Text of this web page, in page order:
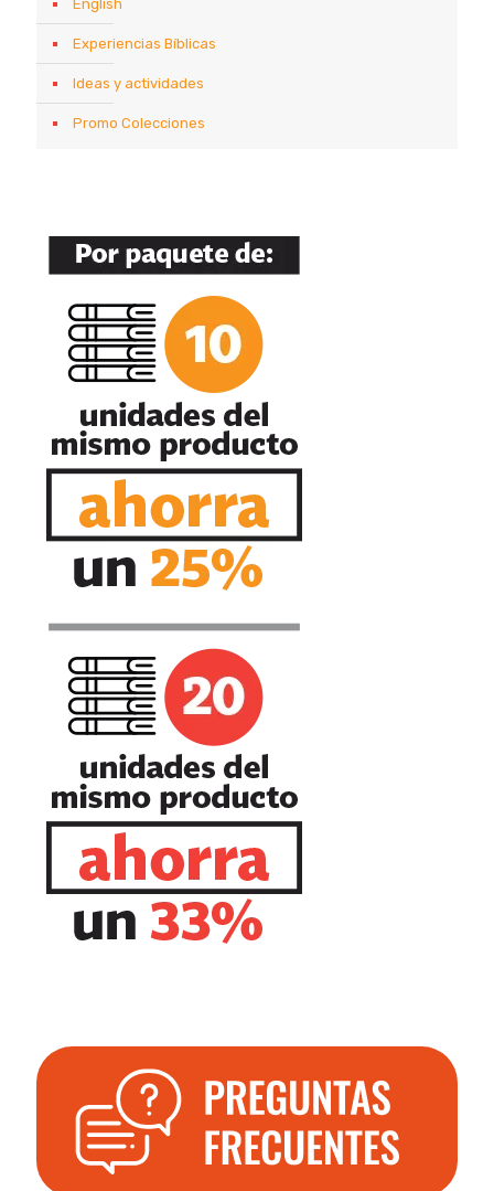
English
Experiencias Bíblicas
Ideas y actividades
Promo Colecciones